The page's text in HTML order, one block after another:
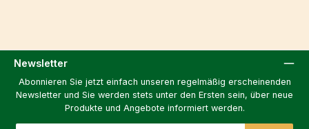
Newsletter
Abonnieren Sie jetzt einfach unseren regelmäßig erscheinenden
Newsletter und Sie werden stets unter den Ersten sein, über neue
Produkte und Angebote informiert werden.